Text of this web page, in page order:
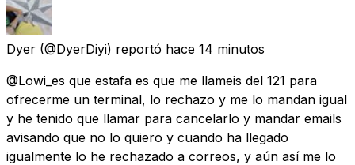
Dyer (@DyerDiyi) reportó hace 14 minutos
@Lowi_es que estafa es que me llameis del 121 para
ofrecerme un terminal, lo rechazo y me lo mandan igual
y he tenido que llamar para cancelarlo y mandar emails
avisando que no lo quiero y cuando ha llegado
igualmente lo he rechazado a correos, y aún así me lo